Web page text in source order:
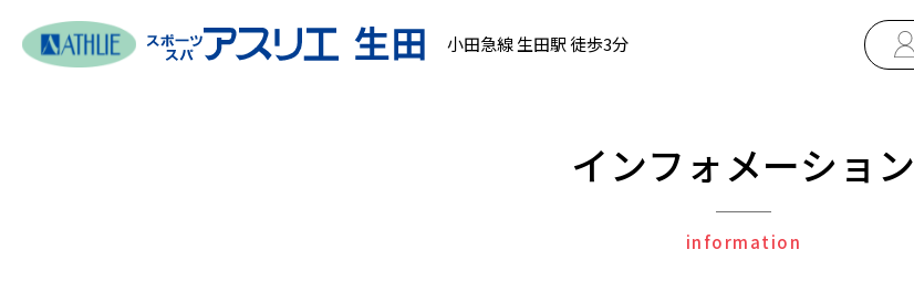
小田急線 生田駅 徒歩3分
インフォメーション
information